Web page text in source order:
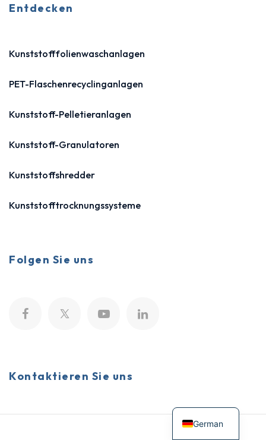
Entdecken
Kunststofffolienwaschanlagen
PET-Flaschenrecyclinganlagen
Kunststoff-Pelletieranlagen
Kunststoff-Granulatoren
Kunststoffshredder
Kunststofftrocknungssysteme
Folgen Sie uns
Kontaktieren Sie uns
German